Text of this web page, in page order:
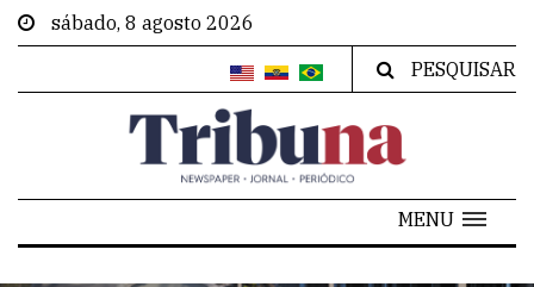
sábado, 8 agosto 2026
PESQUISAR
MENU